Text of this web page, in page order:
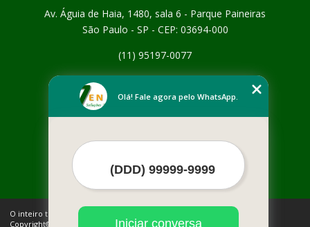
Av. Águia de Haia, 1480, sala 6 - Parque Paineiras
São Paulo - SP - CEP: 03694-000
(11) 95197-0077
Empresa
Contato
Mais Serviços
O inteiro teor deste site está sujeito à proteção de direitos autorais.
Copyright© SEVEN RESIDUOS (Lei 9610 de 19/02/1998)
Olá! Fale agora pelo WhatsApp.
Iniciar conversa